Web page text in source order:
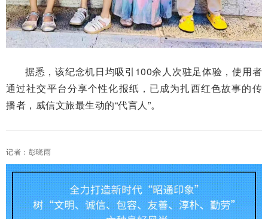
据悉，该纪念机日均吸引100余人次驻足体验，使用者
通过社交平台分享个性化报纸，已成为扎西红色故事的传
播者，威信文旅最生动的“代言人”。
记者：彭晓雨